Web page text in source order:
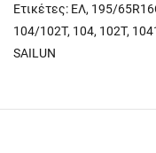
Ετικέτες: ΕΛ, 195/
104/102T, 104, 102T,
SAILUN